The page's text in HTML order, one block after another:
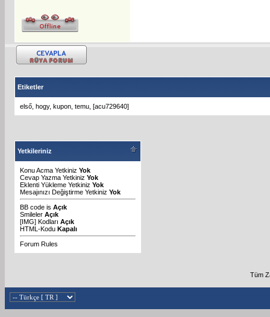
Etiketler
első hogy, kupon temu [acu729640]
Yetkileriniz
Konu Acma Yetkiniz Yok
Cevap Yazma Yetkiniz Yok
Eklenti Yükleme Yetkiniz Yok
Mesajınızı Değiştirme Yetkiniz Yok
BB code is Açık
Smileler Açık
[IMG] Kodları Açık
HTML-Kodu Kapalı
Forum Rules
Tüm